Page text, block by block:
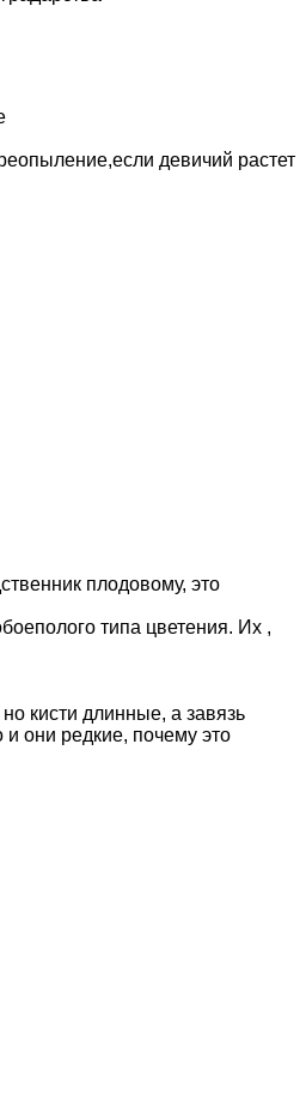
девичий растет
плодовому, это
типа цветения. Их ,
кисти длинные, а завязь
и они редкие, почему это